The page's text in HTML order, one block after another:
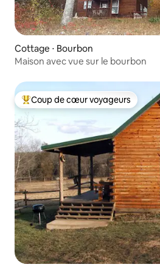
Cottage ⋅ Bourbon
Maison avec vue sur le bourbon
Coups de cœur voyageurs les plus
Coup de cœur voyageurs